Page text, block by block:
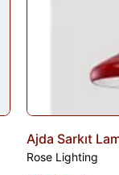
Ajda Sarkıt
Rose Lighting